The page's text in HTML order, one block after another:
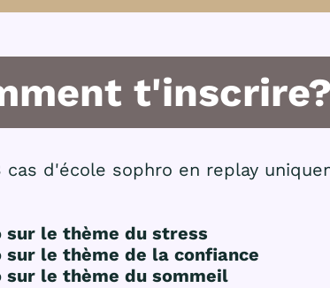
d'école sophro en replay
sur le thème du stress
le thème de la confiance
sur le thème du sommeil